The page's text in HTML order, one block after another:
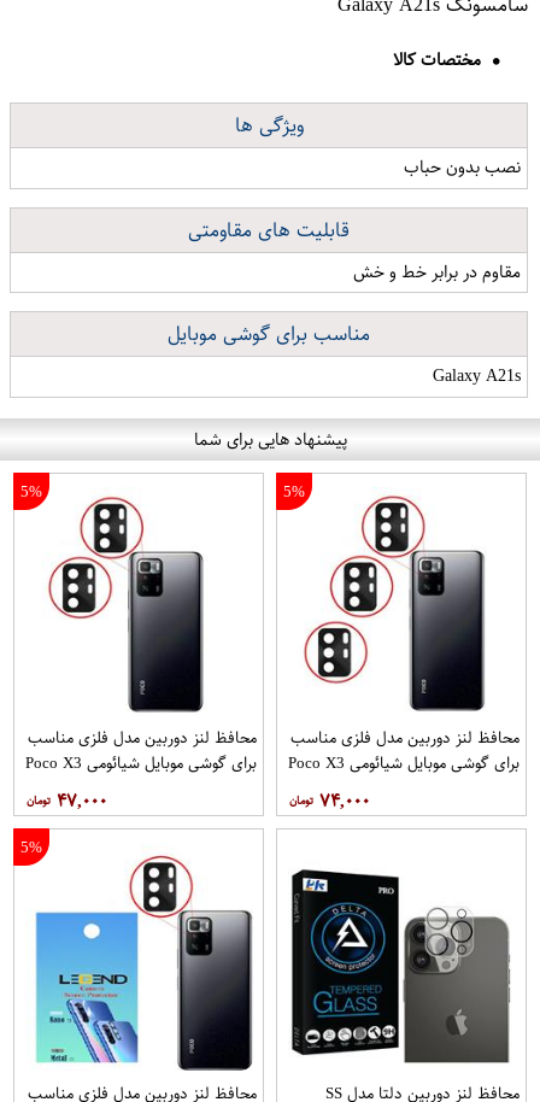
مختصات کالا
ویژگی ها
نصب بدون حباب
قابلیت های مقاومتی
مقاوم در برابر خط و خش
مناسب برای گوشی موبایل
Galaxy A21s
پیشنهاد هایی برای شما
5%
محافظ لنز دوربین مدل فلزی مناسب
برای گوشی موبایل شیائومی Poco X3
۷۴,۰۰۰
5%
محافظ لنز دوربین مدل فلزی مناسب
برای گوشی موبایل شیائومی Poco X3
۴۷,۰۰۰
محافظ لنز دوربین دلتا مدل SS
5%
محافظ لنز دوربین مدل فلزی مناسب